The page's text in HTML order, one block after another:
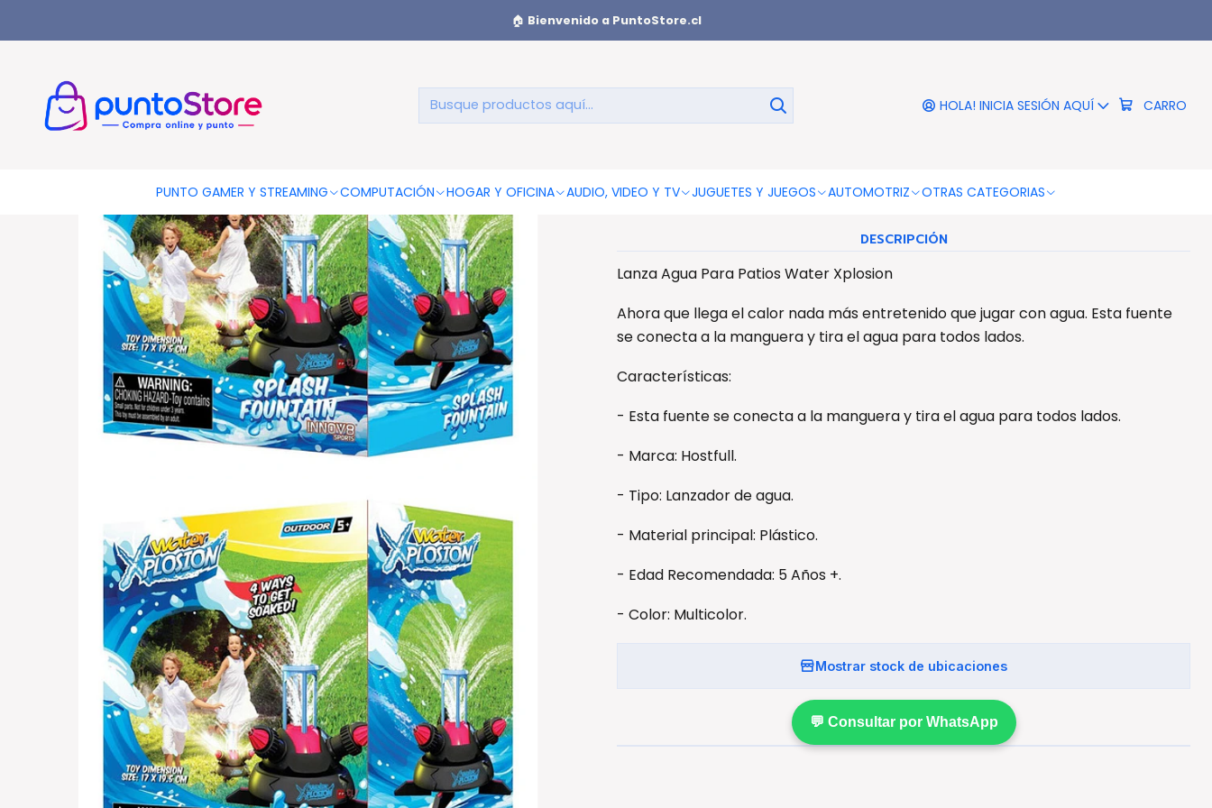
HOLA! INICIA SESIÓN AQUÍ CARRO
PUNTO GAMER Y STREAMING COMPUTACIÓN HOGAR Y OFICINA AUDIO, VIDEO Y TV JUGUETES Y JUEGOS AUTOMOTRIZ OTRAS CATEGORIAS
🏠 Bienvenido a PuntoStore.cl
Lanza Agua Para Patios Water Xplosion
- Ps
Negro
DESCRIPCIÓN
Lanza Agua Para Patios Water Xplosion
Ahora que llega el calor nada más entretenido que jugar con agua. Esta fuente
se conecta a la manguera y tira el agua para todos lados.
Características:
- Esta fuente se conecta a la manguera y tira el agua para todos lados.
- Marca: Hostfull.
- Tipo: Lanzador de agua.
- Material principal: Plástico.
- Edad Recomendada: 5 Años +.
- Color: Multicolor.
Mostrar stock de ubicaciones
💬 Consultar por WhatsApp